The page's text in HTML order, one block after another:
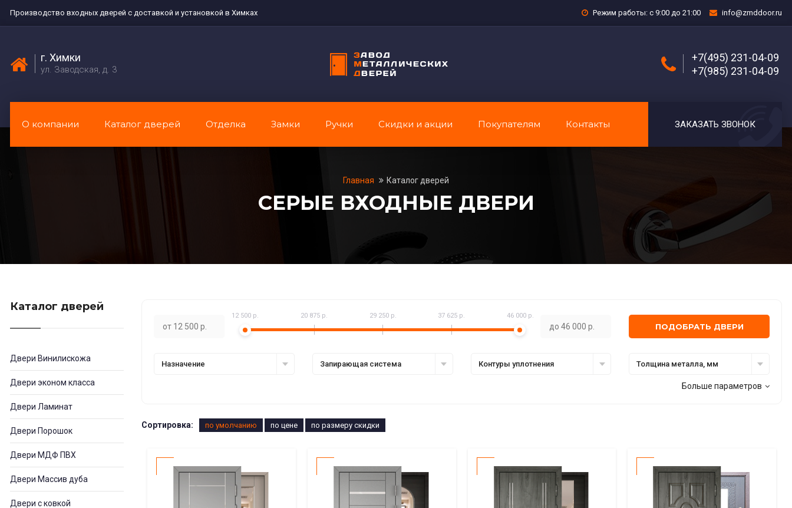
Производство входных дверей с доставкой и установкой в Химках Режим работы: с 9:00 до 21:00 info@zmddoor.ru
г. Химки
ул. Заводская, д. 3
+7(495) 231-04-09
+7(985) 231-04-09
О компании Каталог дверей Отделка Замки Ручки Скидки и акции Покупателям Контакты ЗАКАЗАТЬ ЗВОНОК
Главная Каталог дверей
СЕРЫЕ ВХОДНЫЕ ДВЕРИ
Каталог дверей
Двери Винилискожа
Двери эконом класса
Двери Ламинат
Двери Порошок
Двери МДФ ПВХ
Двери Массив дуба
Двери с ковкой
12 500 р. 20 875 р. 29 250 р. 37 625 р. 46 000 р.
ПОДОБРАТЬ ДВЕРИ
Назначение Запирающая система Контуры уплотнения Толщина металла, мм
Больше параметров
Сортировка: по умолчанию по цене по размеру скидки